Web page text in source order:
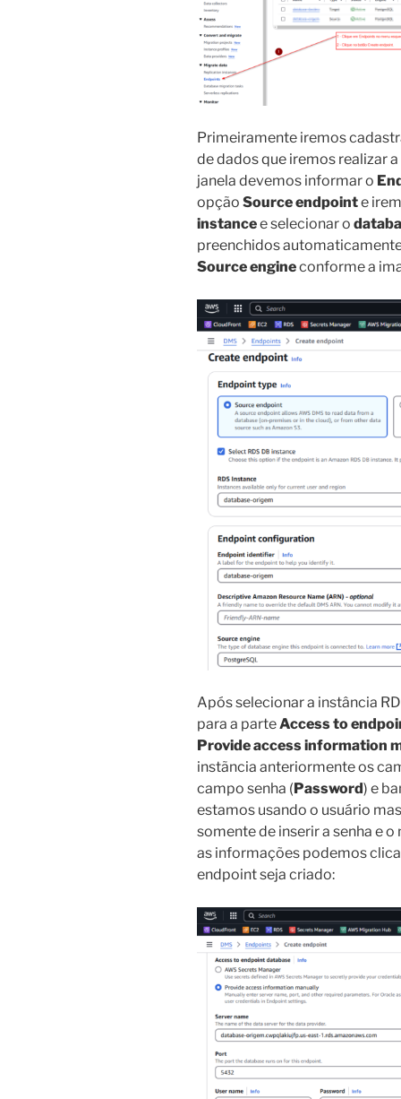
Primeiramente iremos
de dados que iremos realizar
janela devemos informar o
opção Source endpointe
instancee selecionar o
preenchidos
Source engineconforme a
Após selecionar a instância
para a parteAccess to
Provide access information
instãncia anteriormente os
campo senha (Password) e
estamos usando o usuário
somente de inserir a senha e
as informações podemos
endpoint seja criado: